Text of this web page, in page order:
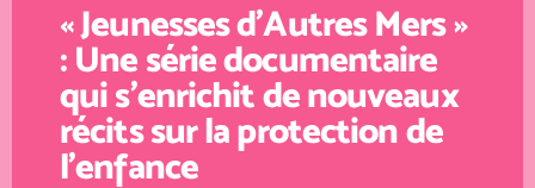
« Jeunesses d’Autres Mers »
: Une série documentaire
qui s’enrichit de nouveaux
récits sur la protection de
l’enfance